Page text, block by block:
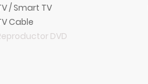
/ Smart TV
Cable
DVD